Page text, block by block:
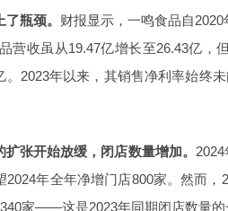
瓶颈。 财报显示，一鸣食品自
营收虽从19.47亿增长至26.43亿，
。2023年以来，其销售净利率始终
张开始放缓，闭店数量增加。
年全年净增门店800家。然而
家——这是2023年同期闭店数量的